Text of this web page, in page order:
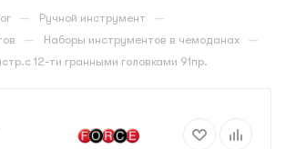
— Ручной инструмент —
— Наборы инструментов в чемоданах —
12-ти гранными головками 91пр.